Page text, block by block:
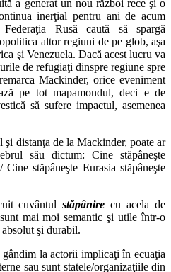
a generat un nou război rece şi o
inerţial pentru ani de acum
Rusă caută să spargă
altor regiuni de pe glob, aşa
şi Venezuela. Dacă acest lucru va
de refugiaţi dinspre regiune spre
Mackinder, orice eveniment
pe tot mapamondul, deci e de
să sufere impactul, asemenea
distanţa de la Mackinder, poate ar
său dictum: Cine stăpâneşte
stăpâneşte Eurasia stăpâneşte
cuvântulstăpânire cu acela de
mai moi semantic şi utile într-o
şi durabil.
la actorii implicaţi în ecuaţia
sau sunt statele/organizaţiile din